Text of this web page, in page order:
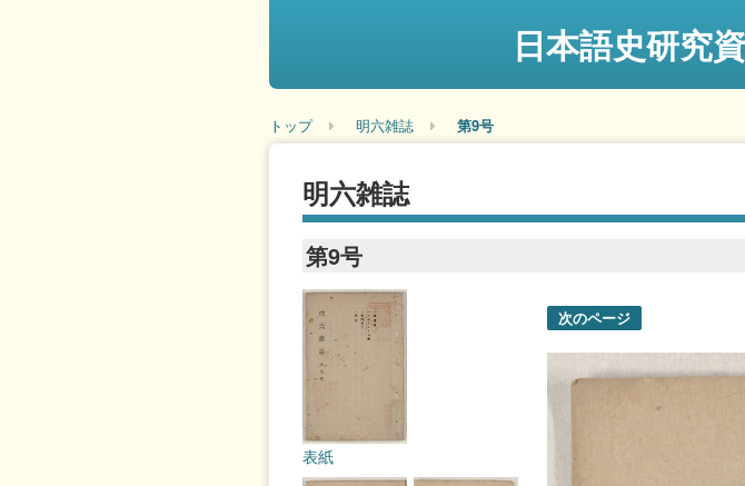
日本語史研究
トップ 明六雑誌 第9号
明六雑誌
第9号
次のページ
表紙